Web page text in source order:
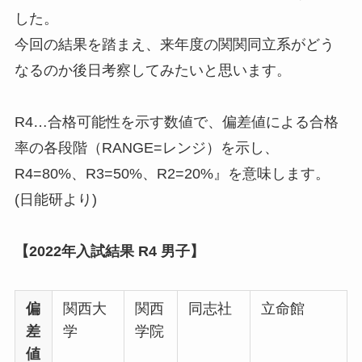
した。
今回の結果を踏まえ、来年度の関関同立系がどう
なるのか後日考察してみたいと思います。
R4…合格可能性を示す数値で、偏差値による合格
率の各段階（RANGE=レンジ）を示し、
R4=80%、R3=50%、R2=20%』を意味します。
(日能研より)
【2022年入試結果 R4 男子】
偏
差
値
関西大
学
関西
学院
同志社 立命館